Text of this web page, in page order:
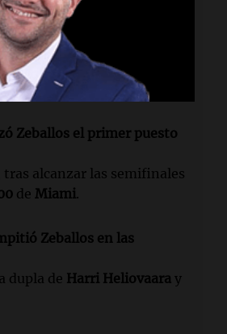
a la cima del ranking ATP de
volvió a ocupar el primer
ATP de dobles.
Zeballos el primer puesto
tras alcanzar las semifinales
de Miami.
Zeballos en las
dupla de Harri Heliovaara y